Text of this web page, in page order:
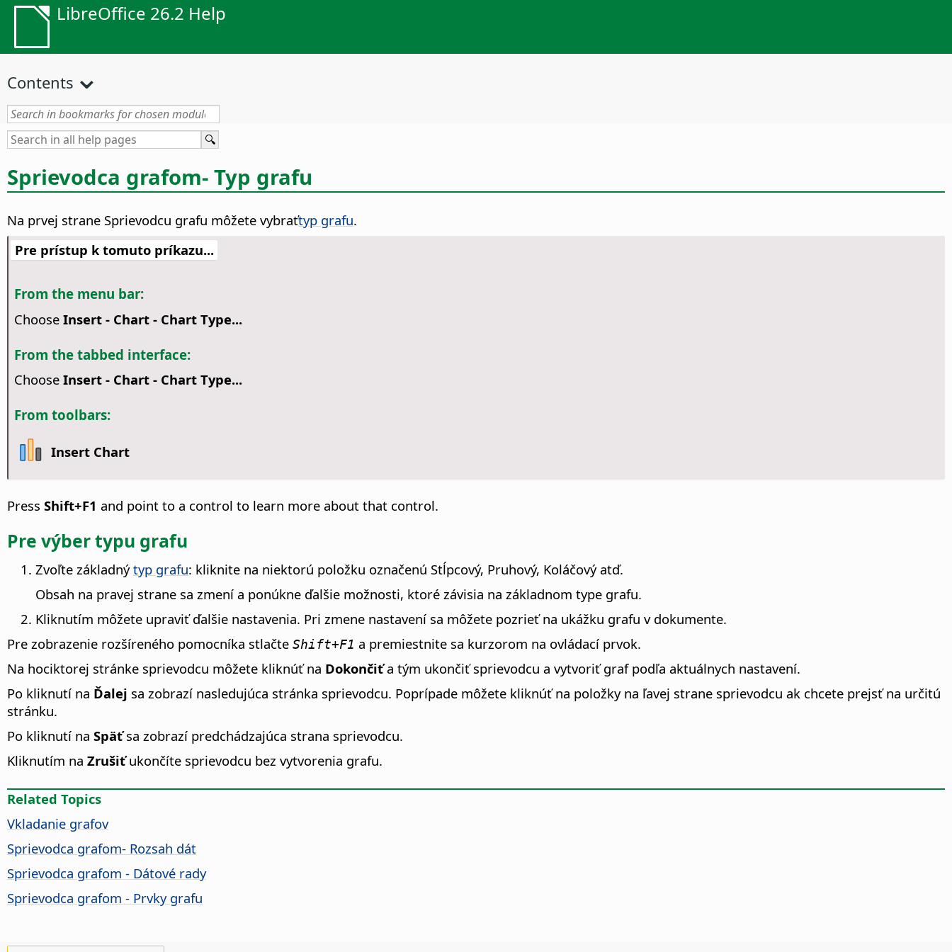
LibreOffice 26.2 Help
Contents
Sprievodca grafom- Typ grafu
Na prvej strane Sprievodcu grafu môžete vybraťtyp grafu.
Pre prístup k tomuto príkazu...
From the menu bar:
Choose Insert - Chart - Chart Type...
From the tabbed interface:
Choose Insert - Chart - Chart Type...
From toolbars:
Insert Chart
Press Shift+F1 and point to a control to learn more about that control.
Pre výber typu grafu
Zvoľte základnýtyp grafu: kliknite na niektorú položku označenú Stĺpcový, Pruhový, Koláčový atď.
Obsah na pravej strane sa zmení a ponúkne ďalšie možnosti, ktoré závisia na základnom type grafu.
Kliknutím môžete upraviť ďalšie nastavenia. Pri zmene nastavení sa môžete pozrieť na ukážku grafu v dokumente.
Pre zobrazenie rozšíreného pomocníka stlačte Shift+F1 a premiestnite sa kurzorom na ovládací prvok.
Na hociktorej stránke sprievodcu môžete kliknúť na Dokončiťa tým ukončiť sprievodcu a vytvoriť graf podľa aktuálnych nastavení.
Po kliknutí na Ďalej sa zobrazí nasledujúca stránka sprievodcu. Poprípade môžete kliknúť na položky na ľavej strane sprievodcu ak chcete prejsť na určitú
stránku.
Po kliknutí na Späťsa zobrazí predchádzajúca strana sprievodcu.
Kliknutím na Zrušiťukončíte sprievodcu bez vytvorenia grafu.
Related Topics
Vkladanie grafov
Sprievodca grafom- Rozsah dát
Sprievodca grafom - Dátové rady
Sprievodca grafom - Prvky grafu